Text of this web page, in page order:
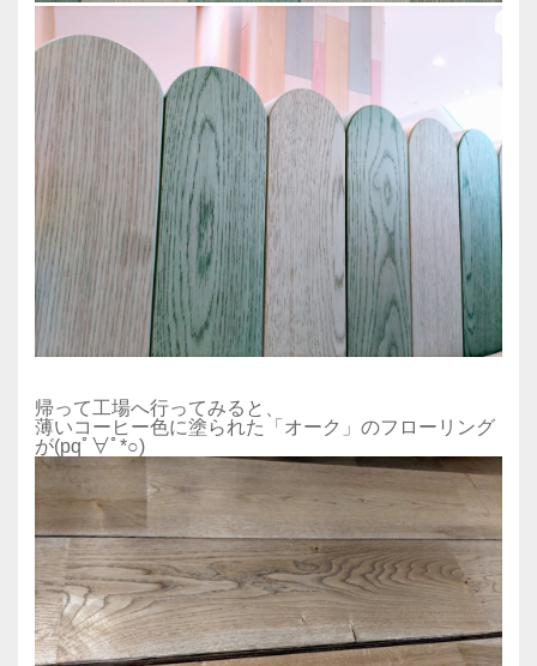
帰って工場へ行ってみると、
薄いコーヒー色に塗られた「オーク」のフローリング
が(pqﾟ∀ﾟ*○)